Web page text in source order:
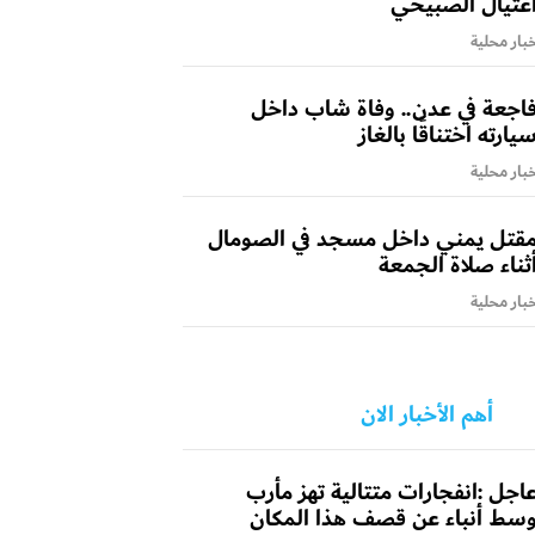
محلية
فاجعة في عدن.. وفاة شاب داخل
سيارته اختناقًا بالغاز
محلية
يمني داخل مسجد في الصومال
صلاة الجمعة
محلية
أهم الأخبار الان
:انفجارات متتالية تهز مأرب
وسط أنباء عن قصف هذا المكان